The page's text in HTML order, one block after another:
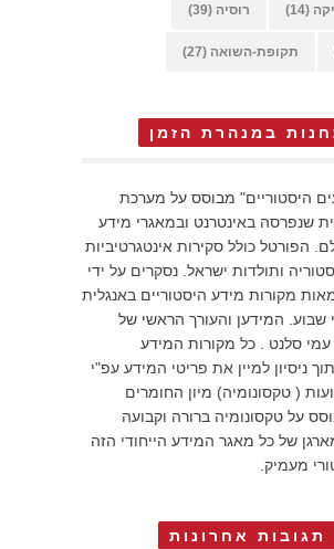
(14) רוסיה (39)
תקופת-השואה (27)
במנהרת הזמן
היסטוריים" מבוסס על מערכת
שנפרסה באינטרנט ובמאגרי מידע
הפורטל כולל סקירות אינטגרטיביות
ותולדות ישראל. נסקרים על ידי
מקורות מידע היסטוריים באנגלית
שבוע. המידען והעורך הראשי של
סלנט . כל מקורות המידע
ניסיון למיין את פריטי המידע עפ"י
( טקסונומיה) מיון החומרים
על טקסונומיה ברורה וקבועה
של כל מאגר המידע הייחודי הזה
מעמיק.
תגובות אחרונות